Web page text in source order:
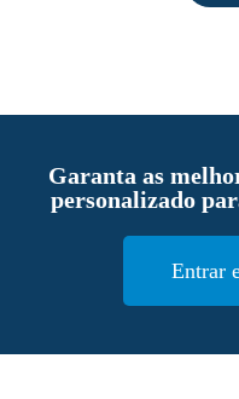
Garanta as
personalizado
Entrar